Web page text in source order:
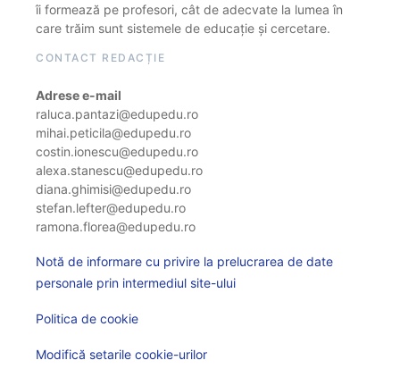
îi formează pe profesori, cât de adecvate la lumea în
care trăim sunt sistemele de educație și cercetare.
CONTACT REDACȚIE
Adrese e-mail
raluca.pantazi@edupedu.ro
mihai.peticila@edupedu.ro
costin.ionescu@edupedu.ro
alexa.stanescu@edupedu.ro
diana.ghimisi@edupedu.ro
stefan.lefter@edupedu.ro
ramona.florea@edupedu.ro
Notă de informare cu privire la prelucrarea de date
personale prin intermediul site-ului
Politica de cookie
Modifică setarile cookie-urilor